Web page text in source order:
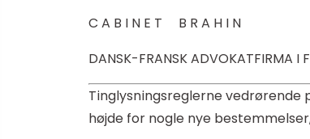
C A B I N E T B R A H I N
DANSK-FRANSK ADVOKATFIRMA
Tinglysningsreglerne
højde for nogle nye